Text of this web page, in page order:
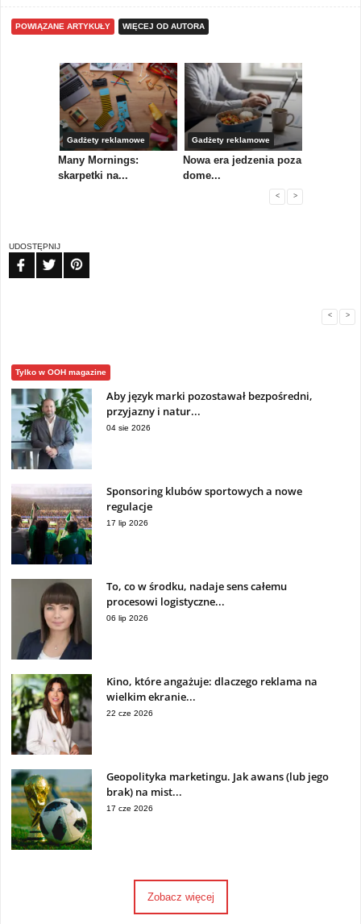
POWIĄZANE ARTYKUŁY WIĘCEJ OD AUTORA
Gadżety reklamowe
Many Mornings:
skarpetki na...
Gadżety reklamowe
Nowa era jedzenia poza
dome...
< >
UDOSTĘPNIJ
< >
Tylko w OOH magazine
Aby język marki pozostawał bezpośredni,
przyjazny i natur...
04 sie 2026
Sponsoring klubów sportowych a nowe
regulacje
17 lip 2026
To, co w środku, nadaje sens całemu
procesowi logistyczne...
06 lip 2026
Kino, które angażuje: dlaczego reklama na
wielkim ekranie...
22 cze 2026
Geopolityka marketingu. Jak awans (lub jego
brak) na mist...
17 cze 2026
Zobacz więcej